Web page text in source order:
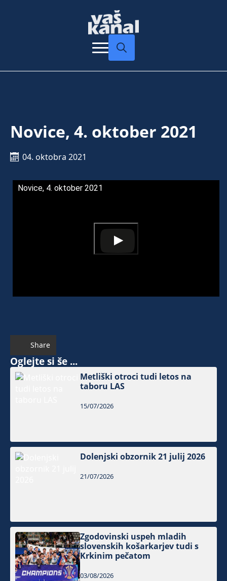
Novice, 4. oktober 2021
04. oktobra 2021
Novice, 4. oktober 2021
Share
Oglejte si še ...
Metliški otroci tudi letos na
taboru LAS
15/07/2026
Dolenjski obzornik 21 julij 2026
21/07/2026
Zgodovinski uspeh mladih
slovenskih košarkarjev tudi s
Krkinim pečatom
03/08/2026